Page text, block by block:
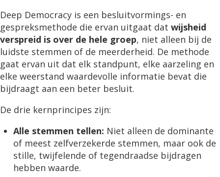
Deep Democracy is een besluitvormings- en
gespreksmethode die ervan uitgaat dat wijsheid
verspreid is over de hele groep, niet alleen bij de
luidste stemmen of de meerderheid. De methode
gaat ervan uit dat elk standpunt, elke aarzeling en
elke weerstand waardevolle informatie bevat die
bijdraagt aan een beter besluit.
De drie kernprincipes zijn:
Alle stemmen tellen: Niet alleen de dominante
of meest zelfverzekerde stemmen, maar ook de
stille, twijfelende of tegendraadse bijdragen
hebben waarde.